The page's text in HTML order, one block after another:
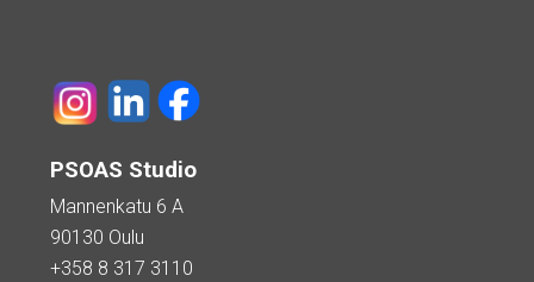
PSOAS Studio
Mannenkatu 6 A
90130 Oulu
+358 8 317 3110